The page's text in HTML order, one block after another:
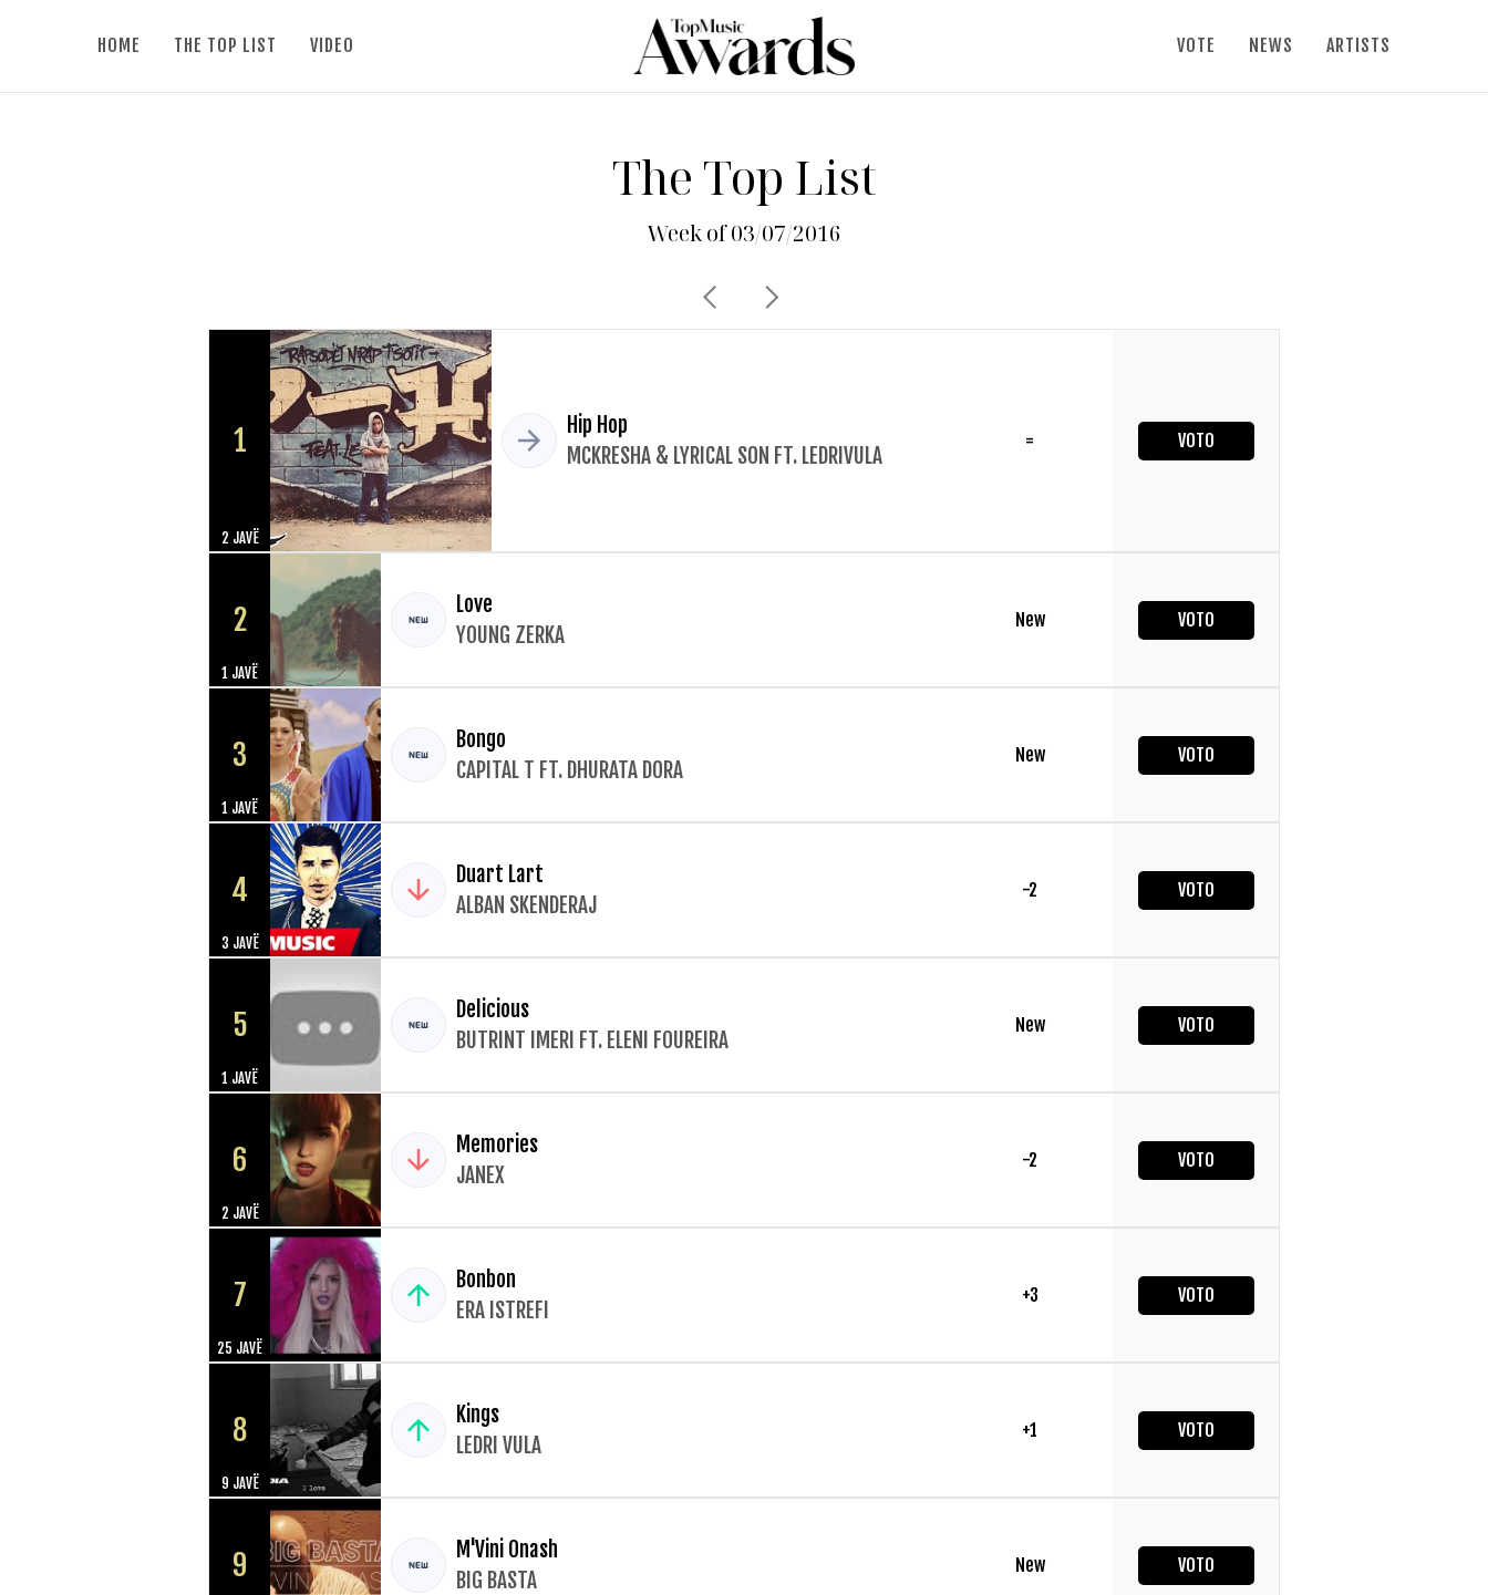
HOME THE TOP LIST VIDEO VOTE NEWS ARTISTS
The Top List
Week of 03/07/2016
1
2 JAVË
Hip Hop
MCKRESHA & LYRICAL SON FT. LEDRIVULA
= VOTO
2
1 JAVË
Love
YOUNG ZERKA
New VOTO
3
1 JAVË
Bongo
CAPITAL T FT. DHURATA DORA
New VOTO
4
3 JAVË
Duart Lart
ALBAN SKENDERAJ
-2 VOTO
5
1 JAVË
Delicious
BUTRINT IMERI FT. ELENI FOUREIRA
New VOTO
6
2 JAVË
Memories
JANEX
-2 VOTO
7
25 JAVË
Bonbon
ERA ISTREFI
+3 VOTO
8
9 JAVË
Kings
LEDRI VULA
+1 VOTO
9
M'Vini Onash
BIG BASTA
New VOTO